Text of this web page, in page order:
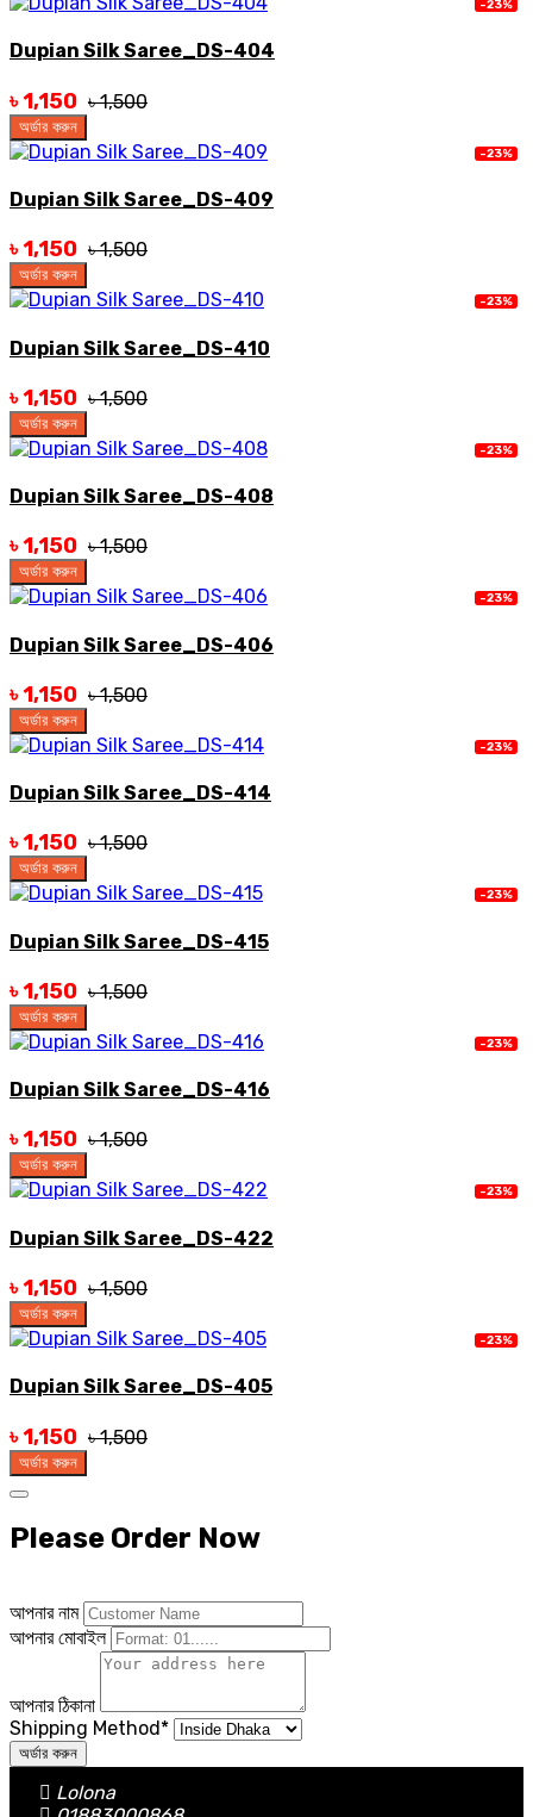
-23%
Dupian Silk Saree_DS-404
৳ 1,150 ৳ 1,500
অর্ডার করুন
-23%
Dupian Silk Saree_DS-409
৳ 1,150 ৳ 1,500
অর্ডার করুন
-23%
Dupian Silk Saree_DS-410
৳ 1,150 ৳ 1,500
অর্ডার করুন
-23%
Dupian Silk Saree_DS-408
৳ 1,150 ৳ 1,500
অর্ডার করুন
-23%
Dupian Silk Saree_DS-406
৳ 1,150 ৳ 1,500
অর্ডার করুন
-23%
Dupian Silk Saree_DS-414
৳ 1,150 ৳ 1,500
অর্ডার করুন
-23%
Dupian Silk Saree_DS-415
৳ 1,150 ৳ 1,500
অর্ডার করুন
-23%
Dupian Silk Saree_DS-416
৳ 1,150 ৳ 1,500
অর্ডার করুন
-23%
Dupian Silk Saree_DS-422
৳ 1,150 ৳ 1,500
অর্ডার করুন
-23%
Dupian Silk Saree_DS-405
৳ 1,150 ৳ 1,500
অর্ডার করুন
Please Order Now
আপনার নাম
আপনার মোবাইল
আপনার ঠিকানা
Shipping Method *
অর্ডার করুন
Lolona